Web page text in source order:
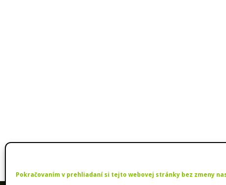
Pokračovaním v prehliadaní si tejto webovej stránky bez zmeny